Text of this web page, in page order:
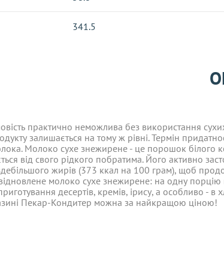
341.5
практично неможлива без використання
залишається на тому ж рівні. Термін
жирів (373 ккал на 100 грам), щоб
молоко сухе знежирене: на одну
десертів, кремів, ірису, а особливо - в
Пекар-Кондитер можна за найкращою ціною!
на суму від 2500 грн. *! Товари з категорії " ОПТ
5-ти днів з моменту підтвердження оплати.
тільки за повною передоплатою, один раз на
на суму від 2500 грн. *! Товари з категорії " ОПТ
практично неможлива без використання
залишається на тому ж рівні. Термін
Молоко сухе знежирене - це порошок
від свого рідкого побратима. Його активно
жирів (373 ккал на 100 грам), щоб
молоко сухе знежирене: на одну
десертів, кремів, ірису, а особливо - в
Пекар-Кондитер можна за найкращою ціною!